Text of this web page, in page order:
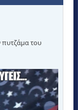
πυτζάμα του